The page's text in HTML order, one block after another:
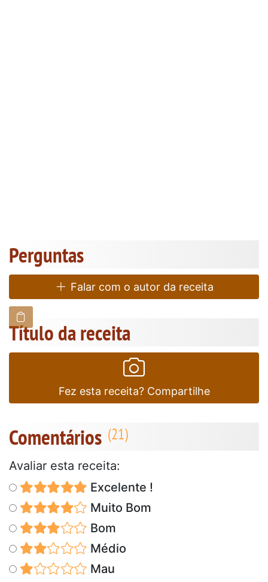
Perguntas
Falar com o autor da receita
Título da receita
Fez esta receita? Compartilhe
Comentários
Avaliar esta receita:
Excelente !
Muito Bom
Bom
Médio
Mau